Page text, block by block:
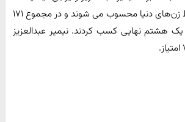
جزو بهترین پشت خط زن‌های دنیا محسوب می شوند و در مجموع ١٧١
یک هشتم نهایی کسب کردند. نیمیر عبدالعزیز